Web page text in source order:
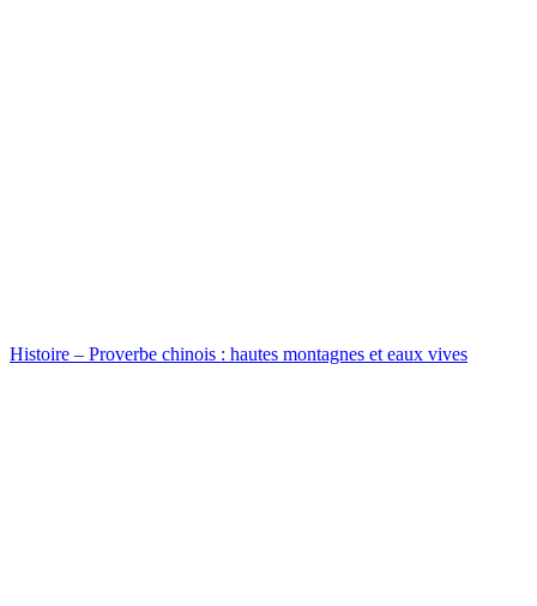
Histoire – Proverbe chinois : hautes montagnes et eaux vives